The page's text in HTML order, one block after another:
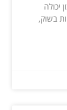
יכולה
בשוק,